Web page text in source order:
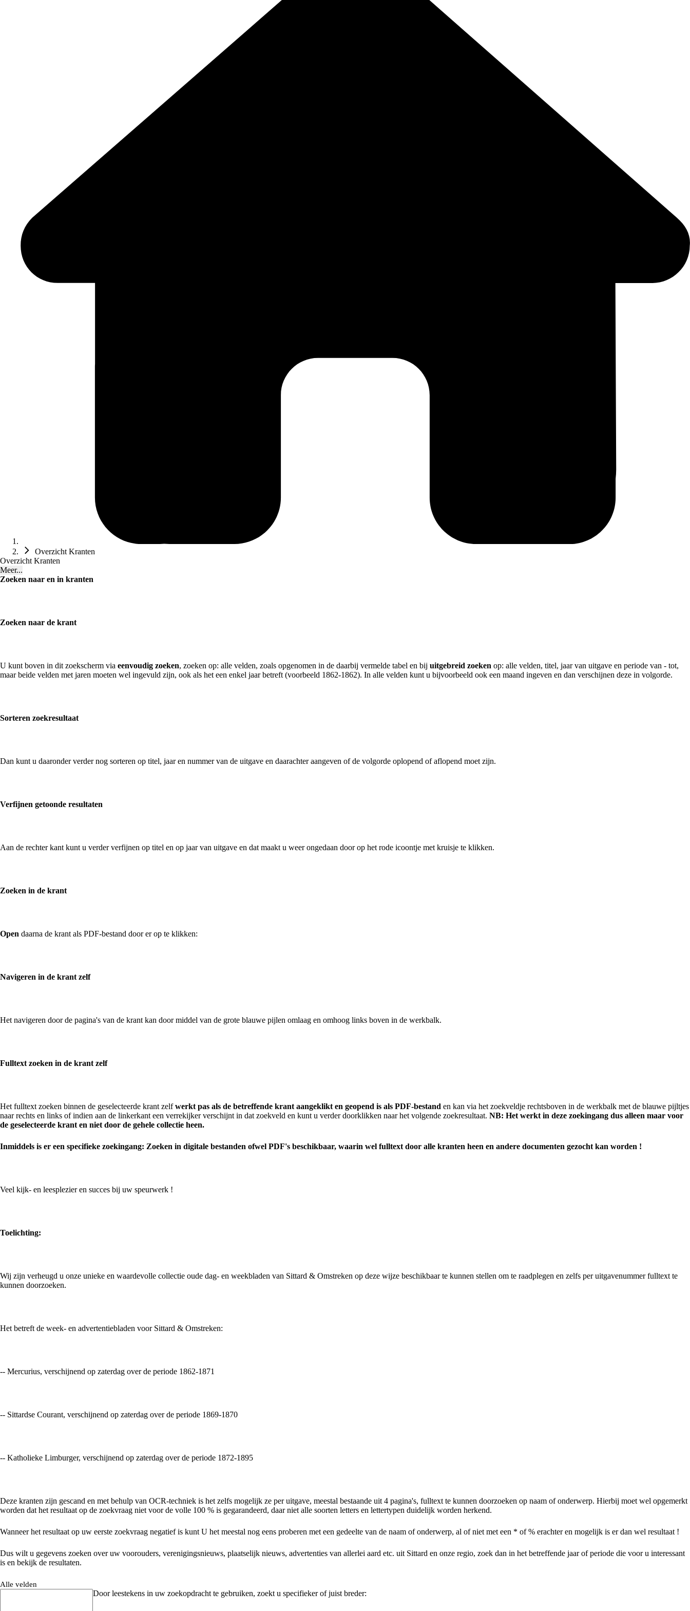
Overzicht Kranten
Overzicht Kranten
Meer...
Zoeken naar en in kranten
Zoeken naar de krant
U kunt boven in dit zoekscherm via eenvoudig zoeken, zoeken op: alle velden, zoals opgenomen in de daarbij vermelde tabel en bij uitgebreid zoeken op: alle velden, titel, jaar van uitgave en periode van - tot,
maar beide velden met jaren moeten wel ingevuld zijn, ook als het een enkel jaar betreft (voorbeeld 1862-1862). In alle velden kunt u bijvoorbeeld ook een maand ingeven en dan verschijnen deze in volgorde.
Sorteren zoekresultaat
Dan kunt u daaronder verder nog sorteren op titel, jaar en nummer van de uitgave en daarachter aangeven of de volgorde oplopend of aflopend moet zijn.
Verfijnen getoonde resultaten
Aan de rechter kant kunt u verder verfijnen op titel en op jaar van uitgave en dat maakt u weer ongedaan door op het rode icoontje met kruisje te klikken.
Zoeken in de krant
Open daarna de krant als PDF-bestand door er op te klikken:
Navigeren in de krant zelf
Het navigeren door de pagina's van de krant kan door middel van de grote blauwe pijlen omlaag en omhoog links boven in de werkbalk.
Fulltext zoeken in de krant zelf
Het fulltext zoeken binnen de geselecteerde krant zelfwerkt pas als de betreffende krant aangeklikt en geopend is als PDF-bestand en kan via het zoekveldje rechtsboven in de werkbalk met de blauwe pijltjes
naar rechts en links of indien aan de linkerkant een verrekijker verschijnt in dat zoekveld en kunt u verder doorklikken naar het volgende zoekresultaat. NB: Het werkt in deze zoekingang dus alleen maar voor
de geselecteerde krant en niet door de gehele collectie heen.
Inmiddels is er een specifieke zoekingang: Zoeken in digitale bestanden ofwel PDF's beschikbaar, waarin wel fulltext door alle kranten heen en andere documenten gezocht kan worden !
Veel kijk- en leesplezier en succes bij uw speurwerk !
Toelichting:
Wij zijn verheugd u onze unieke en waardevolle collectie oude dag- en weekbladen van Sittard & Omstreken op deze wijze beschikbaar te kunnen stellen om te raadplegen en zelfs per uitgavenummer fulltext te
kunnen doorzoeken.
Het betreft de week- en advertentiebladen voor Sittard & Omstreken:
-- Mercurius, verschijnend op zaterdag over de periode 1862-1871
-- Sittardse Courant, verschijnend op zaterdag over de periode 1869-1870
-- Katholieke Limburger, verschijnend op zaterdag over de periode 1872-1895
Deze kranten zijn gescand en met behulp van OCR-techniek is het zelfs mogelijk ze per uitgave, meestal bestaande uit 4 pagina's, fulltext te kunnen doorzoeken op naam of onderwerp. Hierbij moet wel opgemerkt
worden dat het resultaat op de zoekvraag niet voor de volle 100 % is gegarandeerd, daar niet alle soorten letters en lettertypen duidelijk worden herkend.
Wanneer het resultaat op uw eerste zoekvraag negatief is kunt U het meestal nog eens proberen met een gedeelte van de naam of onderwerp, al of niet met een * of % erachter en mogelijk is er dan wel resultaat !
Dus wilt u gegevens zoeken over uw voorouders, verenigingsnieuws, plaatselijk nieuws, advertenties van allerlei aard etc. uit Sittard en onze regio, zoek dan in het betreffende jaar of periode die voor u interessant
is en bekijk de resultaten.
Alle velden
Door leestekens in uw zoekopdracht te gebruiken, zoekt u specifieker of juist breder: